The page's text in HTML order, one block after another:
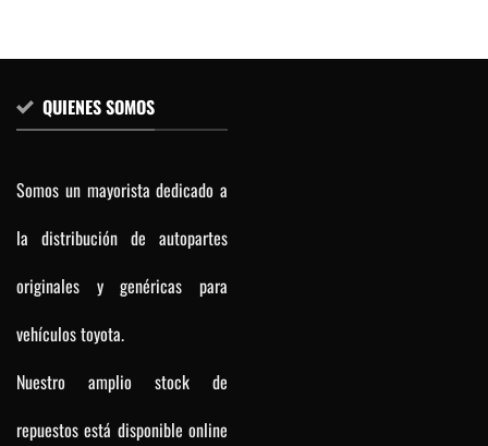
QUIENES SOMOS
Somos un mayorista dedicado a
la distribución de autopartes
originales y genéricas para
vehículos toyota.
Nuestro amplio stock de
repuestos está disponible online